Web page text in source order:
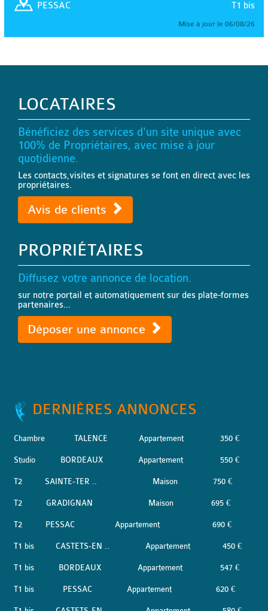
T1 bis
PESSAC
Mise à jour le 06/08/26
LOCATAIRES
Bénéficiez des services d'un site unique avec
100% de Propriétaires, avec mise à jour
quotidienne.
Les contacts,visites et signatures se font en direct avec les
propriétaires.
Avis de clients
PROPRIÉTAIRES
Diffusez votre annonce de location.
sur notre portail et automatiquement sur des plate-formes
partenaires...
Déposer une annonce
DERNIÈRES ANNONCES
Chambre TALENCE Appartement 350 €
Studio BORDEAUX Appartement 550 €
T2 SAINTE-TER .. Maison 750 €
T2 GRADIGNAN Maison 695 €
T2 PESSAC Appartement 690 €
T1 bis CASTETS-EN .. Appartement 450 €
T1 bis BORDEAUX Appartement 547 €
T1 bis PESSAC Appartement 620 €